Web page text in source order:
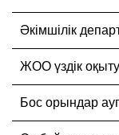
Әкімшілік
ЖОО үздік
Бос орындар